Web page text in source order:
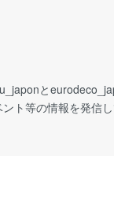
と
ト等の情報を発信し